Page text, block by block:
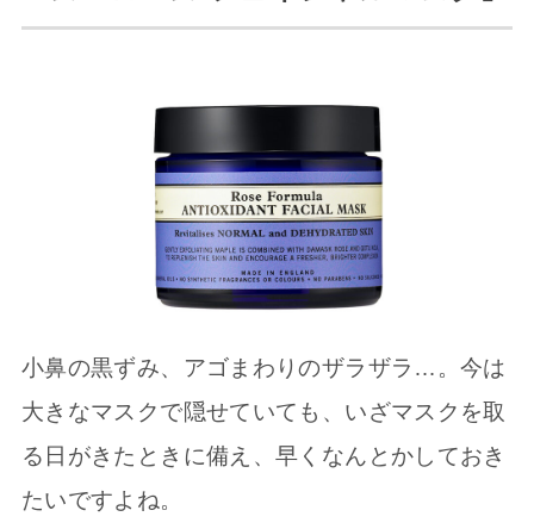
小鼻の黒ずみ、アゴまわりのザラザラ…。今は
大きなマスクで隠せていても、いざマスクを取
る日がきたときに備え、早くなんとかしておき
たいですよね。